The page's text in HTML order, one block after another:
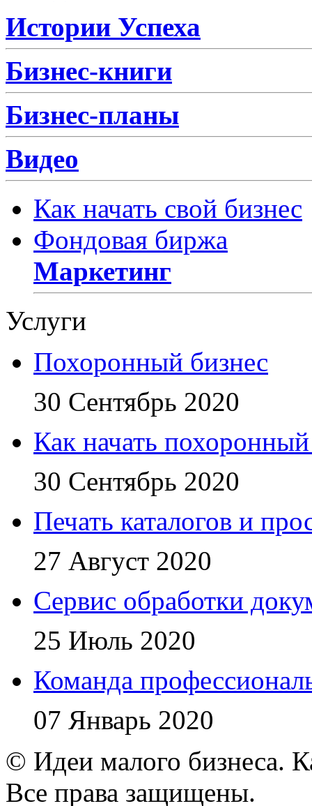
Истории Успеха
Бизнес-книги
Бизнес-планы
Видео
Как начать свой бизнес
Фондовая биржа
Маркетинг
Услуги
Похоронный бизнес
30 Сентябрь 2020
Как начать
30 Сентябрь 2020
Печать каталогов и
27 Август 2020
Сервис обработки
25 Июль 2020
Команда
07 Январь 2020
© Идеи малого бизнеса.
Все права защищены.